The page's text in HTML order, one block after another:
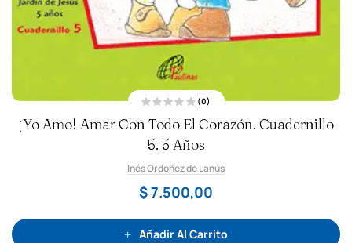
a
l
d
o
o
n
d
5
(0)
¡Yo Amo! Amar Con Todo El Corazón. Cuadernillo
5. 5 Años
Inés Ordoñez de Lanús
$7.500,00
Añadir Al Carrito